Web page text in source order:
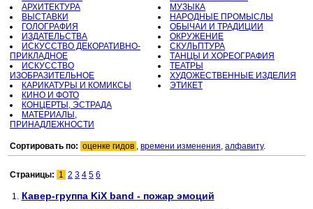
АРХИТЕКТУРА
ВЫСТАВКИ
ГОЛОГРАФИЯ
ИЗДАТЕЛЬСТВА
ИСКУССТВО ДЕКОРАТИВНО-
ПРИКЛАДНОЕ
ИСКУССТВО
ИЗОБРАЗИТЕЛЬНОЕ
КАРИКАТУРЫ И КОМИКСЫ
КИНО И ФОТО
КОНЦЕРТЫ, ЭСТРАДА
МАТЕРИАЛЫ,
ПРИНАДЛЕЖНОСТИ
МУЗЫКА
НАРОДНЫЕ ПРОМЫСЛЫ
ОБЫЧАИ И ТРАДИЦИИ
ОКРУЖЕНИЕ
СКУЛЬПТУРА
ТАНЦЫ И ХОРЕОГРАФИЯ
ТЕАТРЫ
ХУДОЖЕСТВЕННЫЕ ИЗДЕЛИЯ
ЭТИКЕТ
Сортировать по: оценке гидов , времени изменения, алфавиту.
Страницы: 1 2 3 4 5 6
1. Кавер-группа KiX band - пожар эмоций